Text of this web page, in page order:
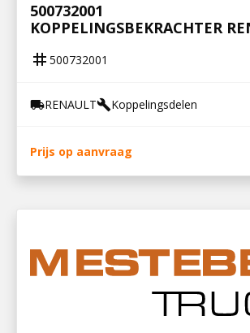
500732001
KOPPELINGSBEKRACHTER
tag 500732001
local_shippingRENAULTbuildKoppelingsdelen
Prijs op aanvraag